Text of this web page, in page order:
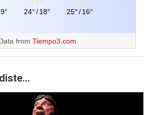
24°/18° 25°/16°
from Tiempo3.com